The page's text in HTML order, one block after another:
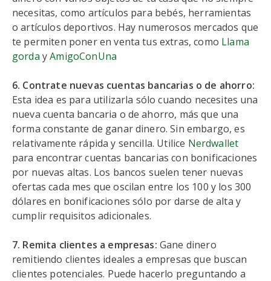
necesitas, como artículos para bebés, herramientas
o artículos deportivos. Hay numerosos mercados que
te permiten poner en venta tus extras, como Llama
gorda yAmigoConUna
6. Contrate nuevas cuentas bancarias o de ahorro:
Esta idea es para utilizarla sólo cuando necesites una
nueva cuenta bancaria o de ahorro, más que una
forma constante de ganar dinero. Sin embargo, es
relativamente rápida y sencilla. Utilice Nerdwallet
para encontrar cuentas bancarias con bonificaciones
por nuevas altas. Los bancos suelen tener nuevas
ofertas cada mes que oscilan entre los 100 y los 300
dólares en bonificaciones sólo por darse de alta y
cumplir requisitos adicionales.
7. Remita clientes a empresas: Gane dinero
remitiendo clientes ideales a empresas que buscan
clientes potenciales. Puede hacerlo preguntando a